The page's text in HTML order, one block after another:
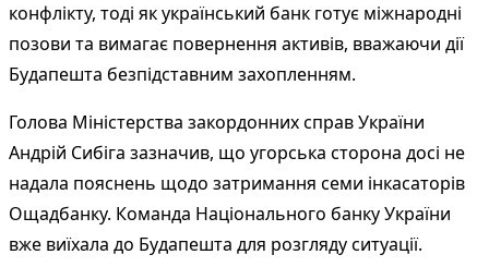
конфлікту, тоді як український банк готує міжнародні
позови та вимагає повернення активів, вважаючи дії
Будапешта безпідставним захопленням.
Голова Міністерства закордонних справ України
Андрій Сибіга зазначив, що угорська сторона досі не
надала пояснень щодо затримання семи інкасаторів
Ощадбанку. Команда Національного банку України
вже виїхала до Будапешта для розгляду ситуації.